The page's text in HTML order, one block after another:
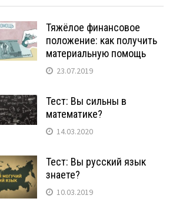
Тяжёлое финансовое
положение: как получить
материальную помощь
23.07.2019
Тест: Вы сильны в
математике?
14.03.2020
Тест: Вы русский язык
знаете?
10.03.2019